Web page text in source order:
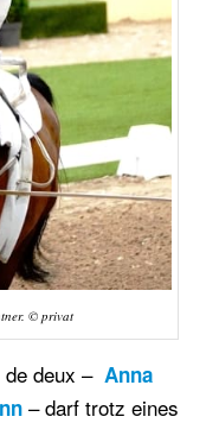
© privat
deux – Anna
– darf trotz eines